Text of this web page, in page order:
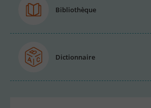
Bibliothèque
Dictionnaire